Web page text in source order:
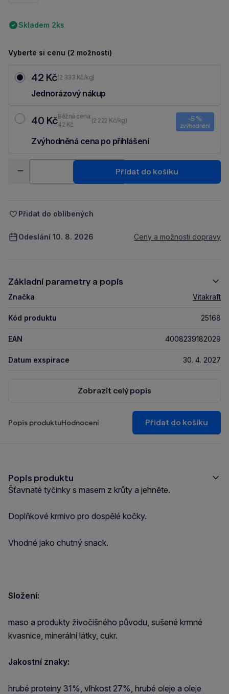
Skladem 2ks
Vyberte si cenu (2 možnosti)
42 Kč(2 333 Kč/kg)
Jednorázový nákup
40 KčBěžná cena:
42 Kč
(2 222 Kč/kg) -5 %
zvýhodnění
Zvýhodněná cena po přihlášení
-
+
Přidat do košíku
Přidat do oblíbených
Odeslání 10. 8. 2026 Ceny a možnosti dopravy
Základní parametry a popis
Značka Vitakraft
Kód produktu 25168
EAN 4008239182029
Datum exspirace 30. 4. 2027
Zobrazit celý popis
Popis produktuHodnocení Přidat do košíku
Popis produktu
Šťavnaté tyčinky s masem z krůty a jehněte.
Doplňkové krmivo pro dospělé kočky.
Vhodné jako chutný snack.
Složení:
maso a produkty živočišného původu, sušené krmné
kvasnice, minerální látky, cukr.
Jakostní znaky:
hrubé proteiny 31%, vlhkost 27%, hrubé oleje a oleje